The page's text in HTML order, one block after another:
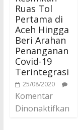
Ruas Tol
Pertama di
Aceh Hingga
Beri Arahan
Penanganan
Covid-19
Terintegrasi
25/08/2020
Komentar
Dinonaktifkan